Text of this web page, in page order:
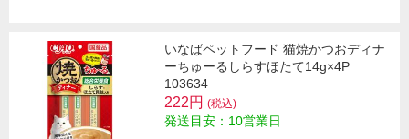
いなばペットフード 猫焼かつおディナ
ーちゅーるしらすほたて14g×4P
103634
222円 (税込)
発送目安：10営業日